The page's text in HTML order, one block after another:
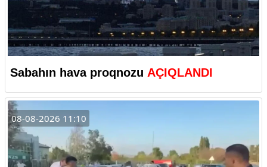
Sabahın hava proqnozu AÇIQLANDI
08-08-2026 11:10